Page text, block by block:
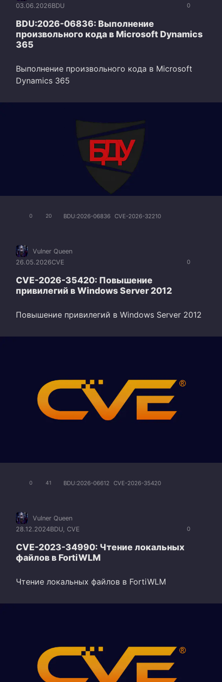
0
03.06.2026BDU
BDU:2026-06836: Выполнение
произвольного кода в Microsoft Dynamics
365
Выполнение произвольного кода в Microsoft
Dynamics 365
0 20 BDU:2026-06836 CVE-2026-32210
0
Vulner Queen
26.05.2026CVE
CVE-2026-35420: Повышение
привилегий в Windows Server 2012
Повышение привилегий в Windows Server 2012
0 41 BDU:2026-06612 CVE-2026-35420
0
Vulner Queen
28.12.2024BDU CVE
CVE-2023-34990: Чтение локальных
файлов в FortiWLM
Чтение локальных файлов в FortiWLM